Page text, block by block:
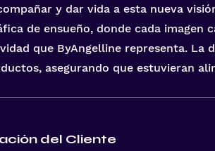
y dar vida a esta nueva
de ensueño, donde cada imagen
que ByAngelline representa.
asegurando que estuvieran
del Cliente